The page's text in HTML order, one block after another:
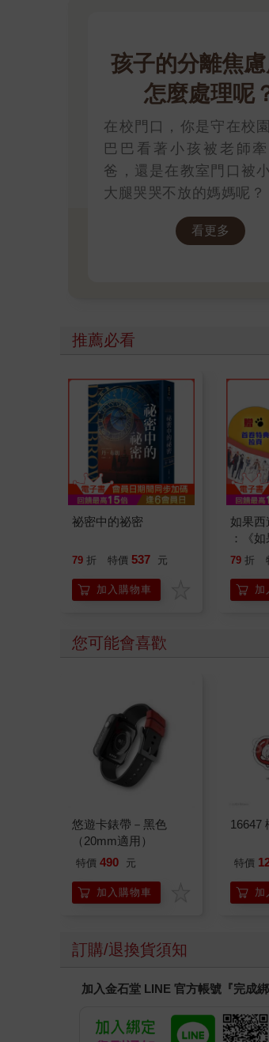
孩子的分離焦
怎麼處理呢
在校門口，你是守在校
巴巴看著小孩被老師
爸，還是在教室門口被
大腿哭哭不放的媽媽呢
的分離焦慮應該怎麼處理
知到不安是正常的 2.讓
子分開時請好好堅定道別
的接回孩子 好好的渡這
爸爸媽媽和孩子一起迎
過程！真是太好了！ 🎉
學季！爸媽好輕鬆教
足！文具、書包、書套
面5折起！👉文具滿777
子禮券 👉全站商品滿
看更多
推薦必看
祕密中的祕密
79 折 特價 537 元
加入購物車
如果西
：《
喵》作
79 折
加
您可能會喜歡
悠遊卡錶帶－黑色
（20mm適用）
特價 490 元
加入購物車
16647
特價
加
訂購/退換貨須知
加入金石堂 LINE 官方帳號『完成